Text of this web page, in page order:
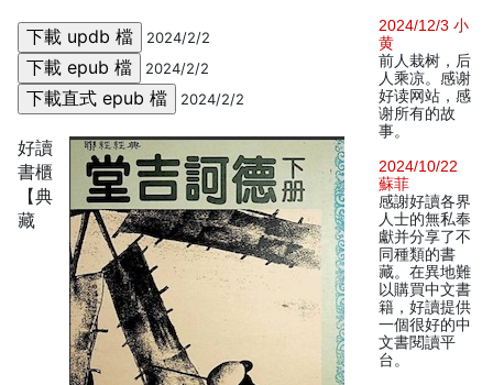
2024/2/2
2024/2/2
2024/2/2
好讀
書櫃
【典
藏
2024/12/3 小
黄
前人栽树，后
人乘凉。感谢
好读网站，感
谢所有的故
事。
2024/10/22
蘇菲
感謝好讀各界
人士的無私奉
獻并分享了不
同種類的書
藏。在異地難
以購買中文書
籍，好讀提供
一個很好的中
文書閱讀平
台。